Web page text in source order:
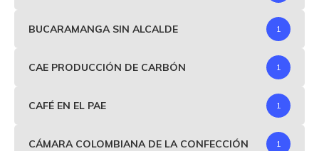
BUCARAMANGA SIN ALCALDE 1
CAE PRODUCCIÓN DE CARBÓN 1
CAFÉ EN EL PAE 1
CÁMARA COLOMBIANA DE LA CONFECCIÓN 1